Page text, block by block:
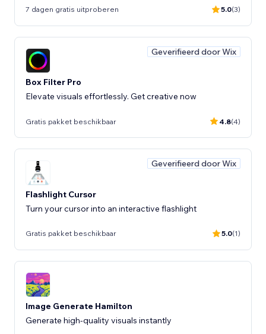
7 dagen gratis uitproberen 5.0(3)
Geverifieerd door Wix
Box Filter Pro
Elevate visuals effortlessly. Get creative now
Gratis pakket beschikbaar 4.8(4)
Geverifieerd door Wix
Flashlight Cursor
Turn your cursor into an interactive flashlight
Gratis pakket beschikbaar 5.0(1)
Image Generate Hamilton
Generate high-quality visuals instantly